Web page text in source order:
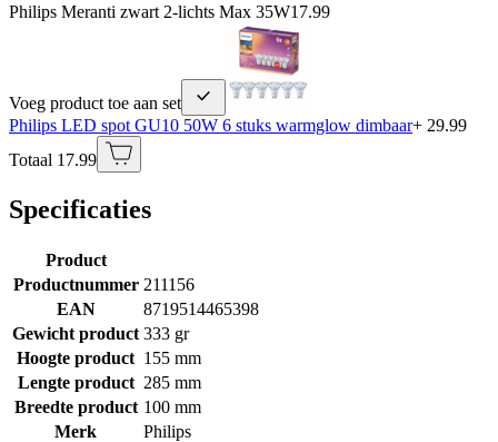
Philips Meranti zwart 2-lichts Max 35W17.99
Voeg product toe aan set
Philips LED spot GU10 50W 6 stuks warmglow dimbaar+ 29.99
Totaal 17.99
Specificaties
Product
Productnummer 211156
EAN
8719514465398
Gewicht product 333 gr
Hoogte product 155 mm
Lengte product 285 mm
Breedte product 100 mm
Merk
Philips